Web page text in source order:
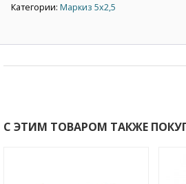
Категории: Маркиз 5х2,5
С ЭТИМ ТОВАРОМ ТАКЖЕ